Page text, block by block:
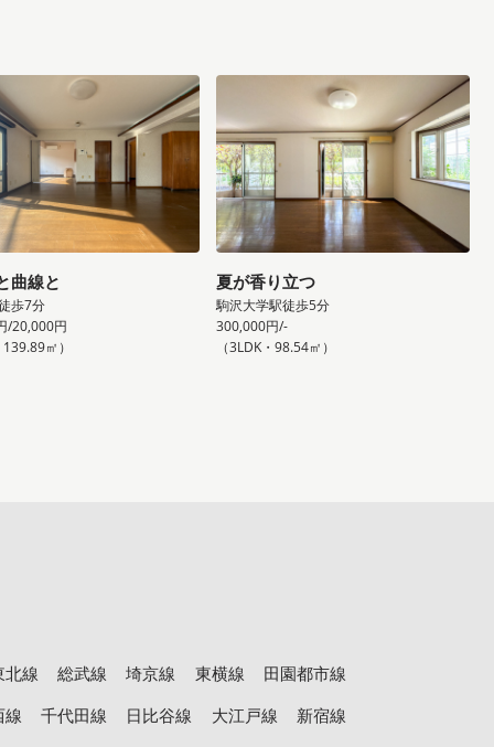
曲線と
歩7分
/20,000円
㎡）
夏が香り立つ
駒沢大学駅徒歩5分
300,000円/-
（3LDK・98.54㎡）
北線 総武線 埼京線 東横線
田園都市線
線
千代田線 日比谷線 大江戸線 新宿線